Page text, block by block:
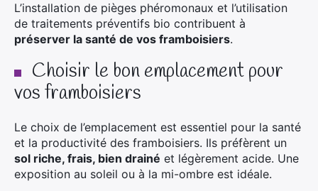
L’installation de pièges phéromonaux et l’utilisation
de traitements préventifs bio contribuent à
préserver la santé de vos framboisiers.
Choisir le bon emplacement pour
vos framboisiers
Le choix de l’emplacement est essentiel pour la santé
et la productivité des framboisiers. Ils préfèrent un
sol riche, frais, bien drainé et légèrement acide. Une
exposition au soleil ou à la mi-ombre est idéale.